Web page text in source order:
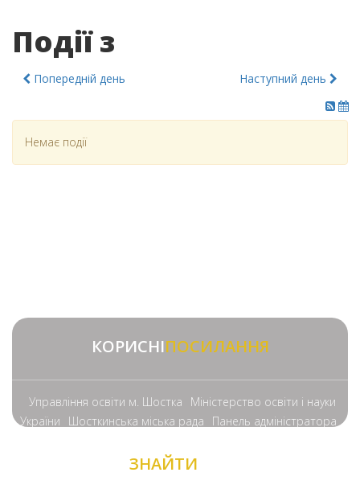
Події з
Попередній день Наступний день
Немає події
КОРИСНІПОСИЛАННЯ
Управління освіти м. Шостка
Міністерство освіти і науки
України
Шосткинська міська рада Панель адміністратора
ЗНАЙТИ